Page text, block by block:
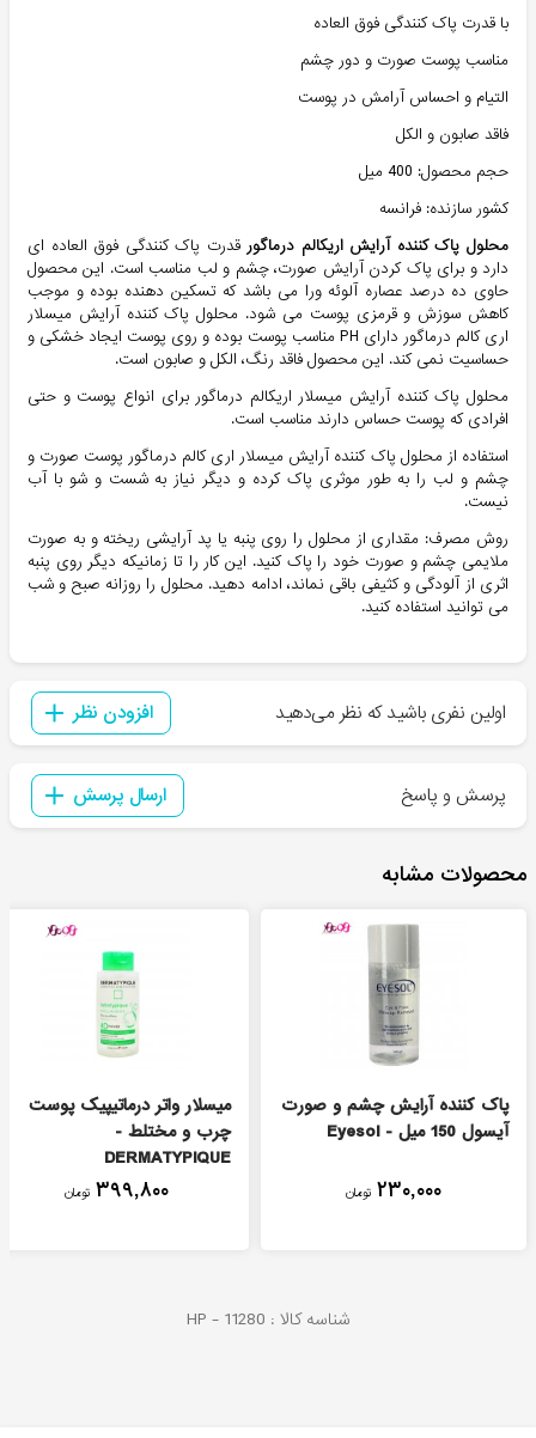
با قدرت پاک کنندگی فوق العاده
مناسب پوست صورت و دور چشم
التیام و احساس آرامش در پوست
فاقد صابون و الکل
حجم محصول: 400 میل
کشور سازنده: فرانسه
محلول پاک کننده آرایش اریکالم درماگور قدرت پاک کنندگی فوق العاده ای
دارد و برای پاک کردن آرایش صورت، چشم و لب مناسب است. این محصول
حاوی ده درصد عصاره آلوئه ورا می باشد که تسکین دهنده بوده و موجب
کاهش سوزش و قرمزی پوست می شود. محلول پاک کننده آرایش میسلار
اری کالم درماگور دارای PH مناسب پوست بوده و روی پوست ایجاد خشکی و
حساسیت نمی کند. این محصول فاقد رنگ، الکل و صابون است.
محلول پاک کننده آرایش میسلار اریکالم درماگور برای انواع پوست و حتی
افرادی که پوست حساس دارند مناسب است.
استفاده از محلول پاک کننده آرایش میسلار اری کالم درماگور پوست صورت و
چشم و لب را به طور موثری پاک کرده و دیگر نیاز به شست و شو با آب
نیست.
روش مصرف: مقداری از محلول را روی پنبه یا پد آرایشی ریخته و به صورت
ملایمی چشم و صورت خود را پاک کنید. این کار را تا زمانیکه دیگر روی پنبه
اثری از آلودگی و کثیفی باقی نماند، ادامه دهید. محلول را روزانه صبح و شب
می توانید استفاده کنید.
اولین نفری باشید که نظر می‌دهید افزودن نظر
پرسش و پاسخ ارسال پرسش
محصولات مشابه
پاک کننده آرایش چشم و صورت
آیسول 150 میل - Eyesol
۲۳۰,۰۰۰ تومان
میسلار واتر درماتيپیک پوست
چرب و مختلط -
DERMATYPIQUE
۳۹۹,۸۰۰ تومان
شناسه کالا : HP - 11280